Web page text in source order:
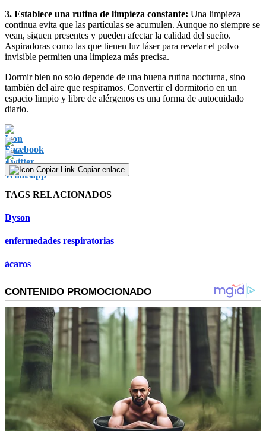
3. Establece una rutina de limpieza constante: Una limpieza
continua evita que las partículas se acumulen. Aunque no siempre se
vean, siguen presentes y pueden afectar la calidad del sueño.
Aspiradoras como las que tienen luz láser para revelar el polvo
invisible permiten una limpieza más precisa.
Dormir bien no solo depende de una buena rutina nocturna, sino
también del aire que respiramos. Convertir el dormitorio en un
espacio limpio y libre de alérgenos es una forma de autocuidado
diario.
Copiar enlace
TAGS RELACIONADOS
Dyson
enfermedades respiratorias
ácaros